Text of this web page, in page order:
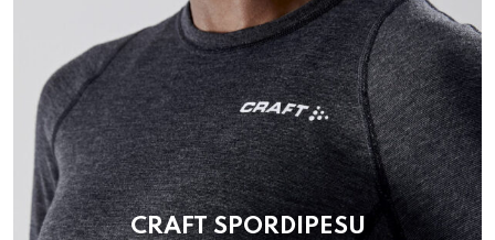
CRAFT SPORDIPESU